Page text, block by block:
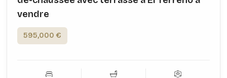
vendre
595,000 €